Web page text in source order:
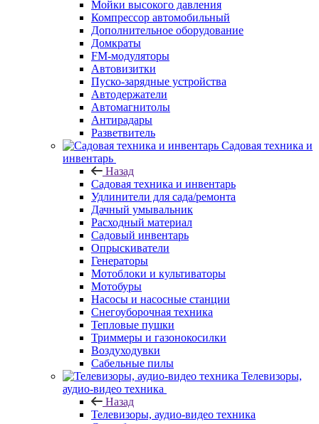
Мойки высокого давления
Компрессор автомобильный
Дополнительное оборудование
Домкраты
FM-модуляторы
Автовизитки
Пуско-зарядные устройства
Автодержатели
Автомагнитолы
Антирадары
Разветвитель
Садовая техника и
инвентарь
Назад
Садовая техника и инвентарь
Удлинители для сада/ремонта
Дачный умывальник
Расходный материал
Садовый инвентарь
Опрыскиватели
Генераторы
Мотоблоки и культиваторы
Мотобуры
Насосы и насосные станции
Снегоуборочная техника
Тепловые пушки
Триммеры и газонокосилки
Воздуходувки
Сабельные пилы
Телевизоры,
аудио-видео техника
Назад
Телевизоры, аудио-видео техника